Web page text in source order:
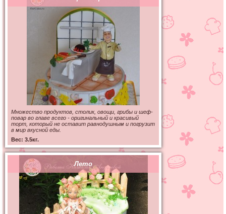
Множество продуктов, столик, овощи, грибы и шеф-
повар во главе всего - оригинальный и красивый
торт, который не оставит равнодушным и погрузит
в мир вкусной еды.
Вес: 3.5кг.
Лето